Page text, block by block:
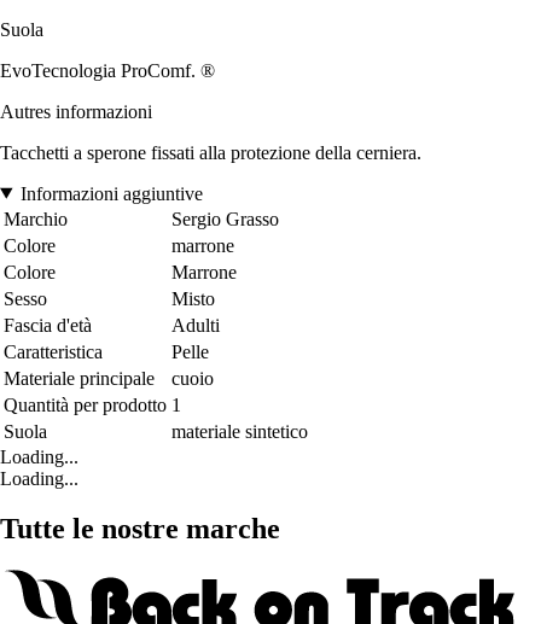
Suola
EvoTecnologia ProComf. ®
Autres informazioni
Tacchetti a sperone fissati alla protezione della cerniera.
Informazioni aggiuntive
Marchio
Sergio Grasso
Colore
marrone
Colore
Marrone
Sesso
Misto
Fascia d'età
Adulti
Caratteristica
Pelle
Materiale principale
cuoio
Quantità per prodotto 1
Suola
materiale sintetico
Loading...
Loading...
Tutte le nostre marche